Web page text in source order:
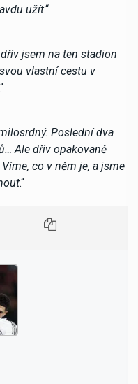
užít.“
jsem na ten stadion
vlastní cestu v
.“
Poslední dva
Ale dřív opakovaně
co v něm je, a jsme
.“